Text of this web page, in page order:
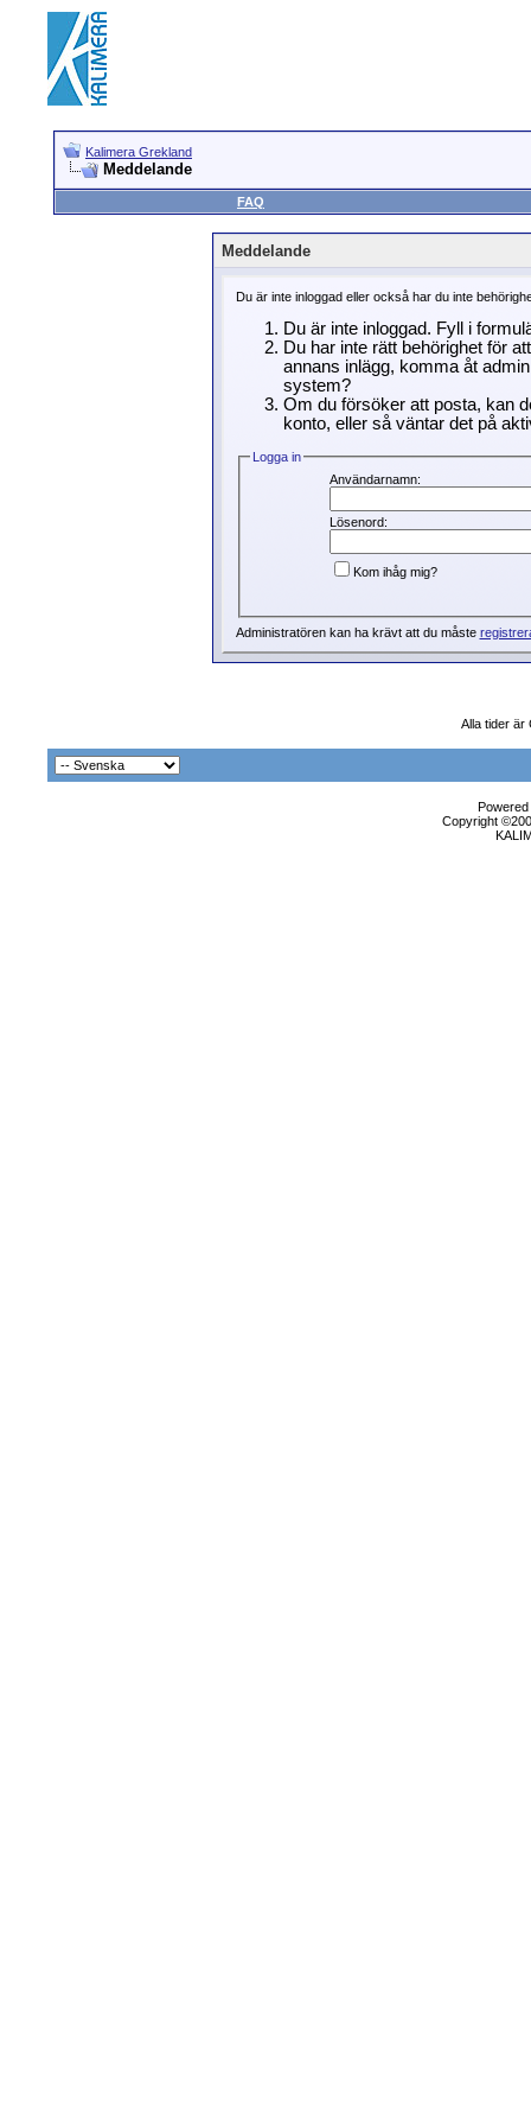
Kalimera Grekland
Meddelande
FAQ
Meddelande
Du är inte inloggad eller också har du inte
Du är inte inloggad. Fyll i
Du har inte rätt behörighet för
annans inlägg, komma åt
system?
Om du försöker att posta, kan
konto, eller så väntar det på
Logga in
Användarnamn:
Lösenord:
Kom ihåg mig?
Administratören kan ha krävt att du måste
Alla tider är
Copyright